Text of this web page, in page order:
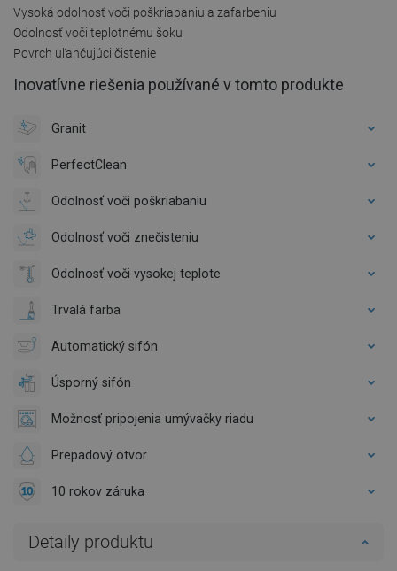
Vysoká odolnosť voči poškriabaniu a zafarbeniu
Odolnosť voči teplotnému šoku
Povrch uľahčujúci čistenie
Inovatívne riešenia používané v tomto produkte
Granit
PerfectClean
Odolnosť voči poškriabaniu
Odolnosť voči znečisteniu
Odolnosť voči vysokej teplote
Trvalá farba
Automatický sifón
Úsporný sifón
Možnosť pripojenia umývačky riadu
Prepadový otvor
10 rokov záruka
Detaily produktu